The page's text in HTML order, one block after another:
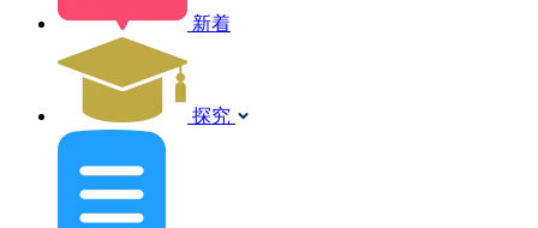
新着
探究